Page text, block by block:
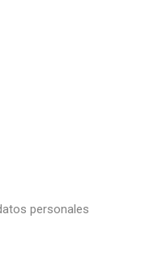
personales